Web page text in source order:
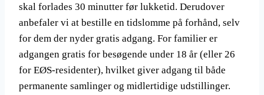
skal forlades 30 minutter før lukketid. Derudover
anbefaler vi at bestille en tidslomme på forhånd, selv
for dem der nyder gratis adgang. For familier er
adgangen gratis for besøgende under 18 år (eller 26
for EØS-residenter), hvilket giver adgang til både
permanente samlinger og midlertidige udstillinger.